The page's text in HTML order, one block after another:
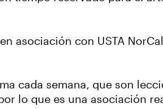
asociación con USTA
cada semana, que son
lo que es una asociación